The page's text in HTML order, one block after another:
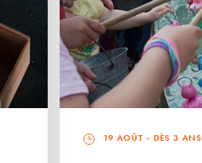
19 AOÛT - DÈS 3 ANS